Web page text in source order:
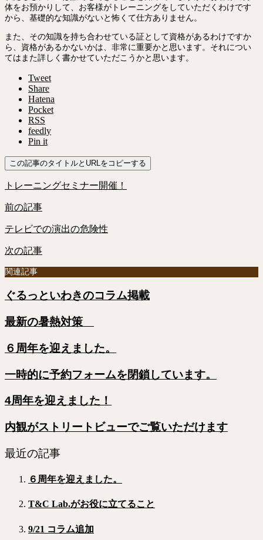
体をお預かりして、お客様がトレーニングをしていただくわけです
から、基礎的な知識がないと怖くて仕方ありません。
また、その知識を持ち合わせている証として資格があるわけですか
ら、資格があるかないかは、非常に重要かと思います。それについ
てはまた詳しく書かせていただこうかと思います。
Tweet
Share
Hatena
Pocket
RSS
feedly
Pin it
この記事のタイトルとURLをコピーする
トレーニングセミナー開催！
前の記事
テレビでの演出の危険性
次の記事
関連記事
ぐるっといわきのコラム掲載
最新の暑熱対策
６周年を迎えました。
一時的に予約フォームを閉鎖しています。
4周年を迎えました！
内観がストリートビューでご覧いただけます
最近の記事
６周年を迎えました。
T&C Lab.がお役に立てること
9/21 コラム追加